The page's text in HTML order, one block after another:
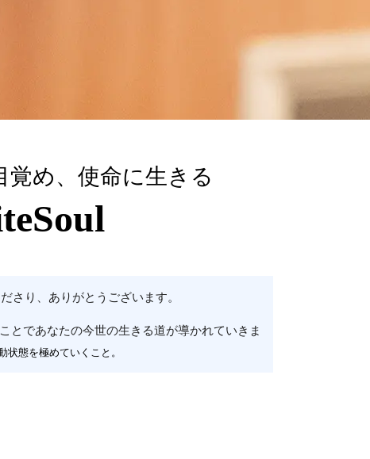
め、使命に生きる
さり、ありがとうございます。
とであなたの今世の生きる道が導かれていきま
状態を極めていくこと。